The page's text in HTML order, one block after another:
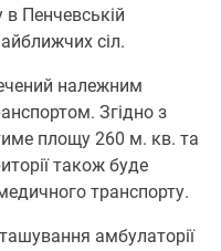
Пенчевській
сіл.
належним
Згідно з
площу 260 м. кв. та
також буде
транспорту.
амбулаторії